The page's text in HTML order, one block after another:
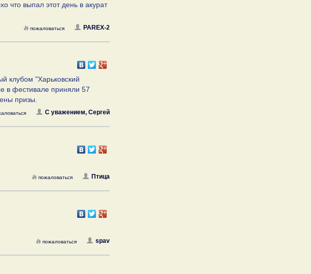
что выпал этот день в акурат
PAREX-2
пожаловаться
клубом "Харьковский
в фестивале приняли 57
призы.
С уважением, Сергей
Птица
пожаловаться
spav
пожаловаться